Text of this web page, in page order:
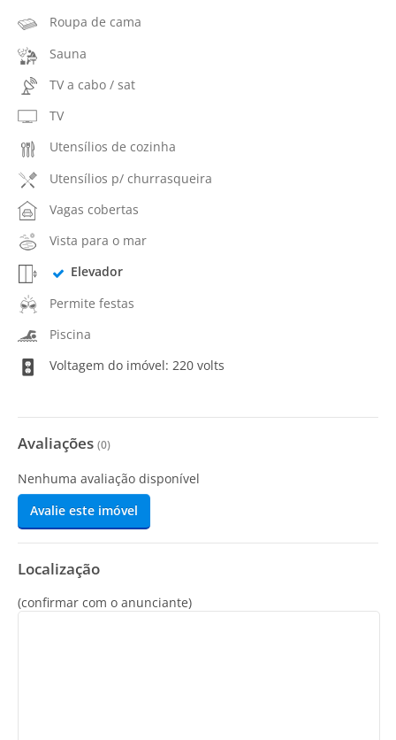
Roupa de cama
Sauna
TV a cabo / sat
TV
Utensílios de cozinha
Utensílios p/ churrasqueira
Vagas cobertas
Vista para o mar
Elevador
Permite festas
Piscina
Voltagem do imóvel: 220 volts
Avaliações (0)
Nenhuma avaliação disponível
Avalie este imóvel
Localização
(confirmar com o anunciante)